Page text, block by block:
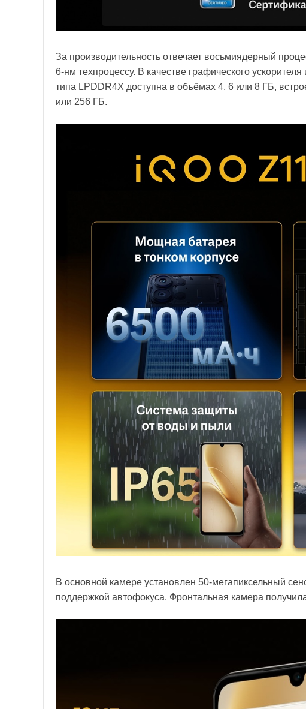
За производительность отвечает восьмиядерный
6-нм техпроцессу. В качестве графического
типа LPDDR4X доступна в объёмах 4, 6 или 8 ГБ,
или 256 ГБ.
В основной камере установлен 50-мегапиксельный
поддержкой автофокуса. Фронтальная камера